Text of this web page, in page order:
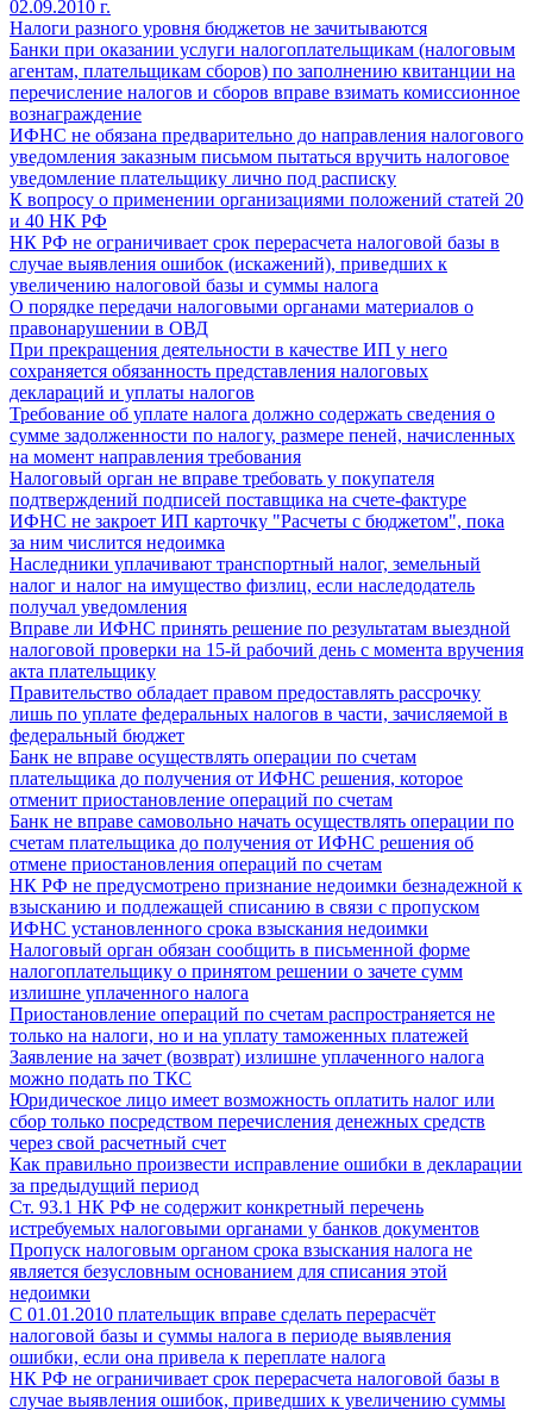
02.09.2010 г.
Налоги разного уровня бюджетов не зачитываются
Банки при оказании услуги налогоплательщикам (налоговым
агентам, плательщикам сборов) по заполнению квитанции на
перечисление налогов и сборов вправе взимать комиссионное
вознаграждение
ИФНС не обязана предварительно до направления налогового
уведомления заказным письмом пытаться вручить налоговое
уведомление плательщику лично под расписку
К вопросу о применении организациями положений статей 20
и 40 НК РФ
НК РФ не ограничивает срок перерасчета налоговой базы в
случае выявления ошибок (искажений), приведших к
увеличению налоговой базы и суммы налога
О порядке передачи налоговыми органами материалов о
правонарушении в ОВД
При прекращения деятельности в качестве ИП у него
сохраняется обязанность представления налоговых
деклараций и уплаты налогов
Требование об уплате налога должно содержать сведения о
сумме задолженности по налогу, размере пеней, начисленных
на момент направления требования
Налоговый орган не вправе требовать у покупателя
подтверждений подписей поставщика на счете-фактуре
ИФНС не закроет ИП карточку "Расчеты с бюджетом", пока
за ним числится недоимка
Наследники уплачивают транспортный налог, земельный
налог и налог на имущество физлиц, если наследодатель
получал уведомления
Вправе ли ИФНС принять решение по результатам выездной
налоговой проверки на 15-й рабочий день с момента вручения
акта плательщику
Правительство обладает правом предоставлять рассрочку
лишь по уплате федеральных налогов в части, зачисляемой в
федеральный бюджет
Банк не вправе осуществлять операции по счетам
плательщика до получения от ИФНС решения, которое
отменит приостановление операций по счетам
Банк не вправе самовольно начать осуществлять операции по
счетам плательщика до получения от ИФНС решения об
отмене приостановления операций по счетам
НК РФ не предусмотрено признание недоимки безнадежной к
взысканию и подлежащей списанию в связи с пропуском
ИФНС установленного срока взыскания недоимки
Налоговый орган обязан сообщить в письменной форме
налогоплательщику о принятом решении о зачете сумм
излишне уплаченного налога
Приостановление операций по счетам распространяется не
только на налоги, но и на уплату таможенных платежей
Заявление на зачет (возврат) излишне уплаченного налога
можно подать по ТКС
Юридическое лицо имеет возможность оплатить налог или
сбор только посредством перечисления денежных средств
через свой расчетный счет
Как правильно произвести исправление ошибки в декларации
за предыдущий период
Ст. 93.1 НК РФ не содержит конкретный перечень
истребуемых налоговыми органами у банков документов
Пропуск налоговым органом срока взыскания налога не
является безусловным основанием для списания этой
недоимки
С 01.01.2010 плательщик вправе сделать перерасчёт
налоговой базы и суммы налога в периоде выявления
ошибки, если она привела к переплате налога
НК РФ не ограничивает срок перерасчета налоговой базы в
случае выявления ошибок, приведших к увеличению суммы